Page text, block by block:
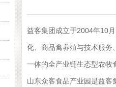
益客集团成立于2004年10
化、商品禽养殖与技术服务
一体的全产业链生态型农牧
山东众客食品产业园是益